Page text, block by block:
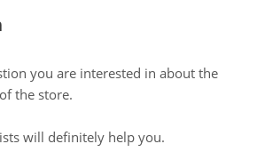
you are interested in about the
the store.
will definitely help you.